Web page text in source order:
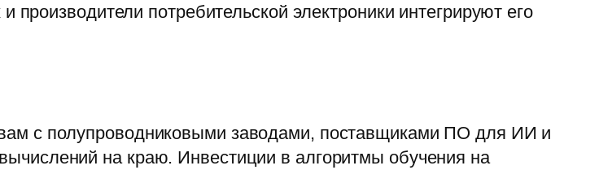
производители потребительской электроники интегрируют его
с полупроводниковыми заводами, поставщиками ПО для ИИ и
на краю. Инвестиции в алгоритмы обучения на